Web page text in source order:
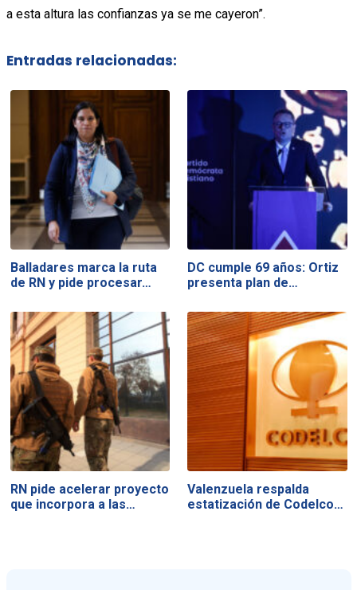
a esta altura las confianzas ya se me cayeron”.
Entradas relacionadas:
Balladares marca la ruta
de RN y pide procesar…
DC cumple 69 años: Ortiz
presenta plan de…
RN pide acelerar proyecto
que incorpora a las…
Valenzuela respalda
estatización de Codelco…